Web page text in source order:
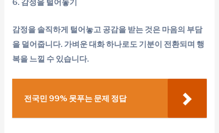
감정을 솔직하게 털어놓고 공감을 받는 것은 마음의 부담
을 덜어줍니다. 가벼운 대화 하나로도 기분이 전환되며 행
복을 느낄 수 있습니다.
전국민 99% 못푸는 문제 정답